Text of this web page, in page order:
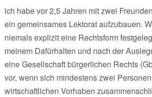
ich habe vor 2,5 Jahren mit zwei
ein gemeinsames Lektorat aufzubauen.
niemals explizit eine Rechtsform
meinem Dafürhalten und nach der
eine Gesellschaft bürgerlichen Rechts
vor, wenn sich mindestens zwei
wirtschaftlichen Vorhaben